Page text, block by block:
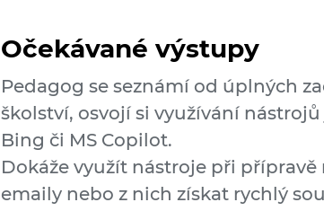
Očekávané výstupy
Pedagog se seznámí od úplných
školství, osvojí si využívání nástrojů
Bing či MS Copilot.
Dokáže využít nástroje při
emaily nebo z nich získat rychlý